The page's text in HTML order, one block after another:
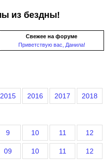
из бездны!
Свежее на форуме
Приветствую вас, Данила!
2015 2016 2017 2018
9 10 11 12
09 10 11 12